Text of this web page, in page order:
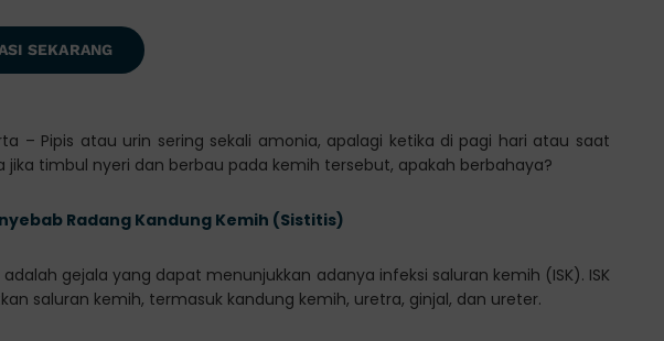
SEKARANG
– Pipis atau urin sering sekali amonia, apalagi ketika di pagi hari atau saat
jika timbul nyeri dan berbau pada kemih tersebut, apakah berbahaya?
Radang Kandung Kemih (Sistitis)
gejala yang dapat menunjukkan adanya infeksi saluran kemih (ISK). ISK
saluran kemih, termasuk kandung kemih, uretra, ginjal, dan ureter.